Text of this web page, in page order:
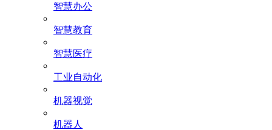
智慧办公
智慧教育
智慧医疗
工业自动化
机器视觉
机器人